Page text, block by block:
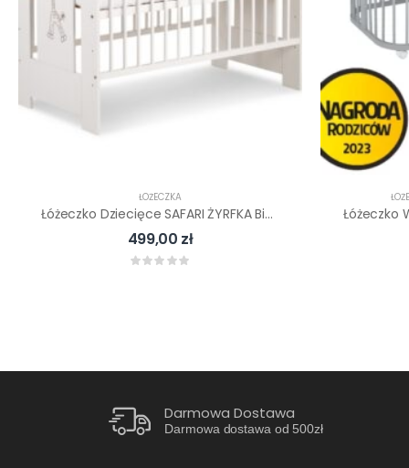
ŁÓŻECZKA
Łóżeczko Dziecięce SAFARI ŻYRFKA Biała 120×60 KLUPŚ
499,00 zł
Darmowa Dostawa
Darmowa dostawa od 500zł